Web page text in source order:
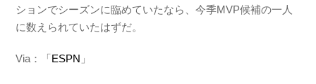
ションでシーズンに臨めていたなら、今季MVP候補の一人
に数えられていたはずだ。
Via：「ESPN 」